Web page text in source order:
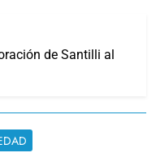
de Santilli al